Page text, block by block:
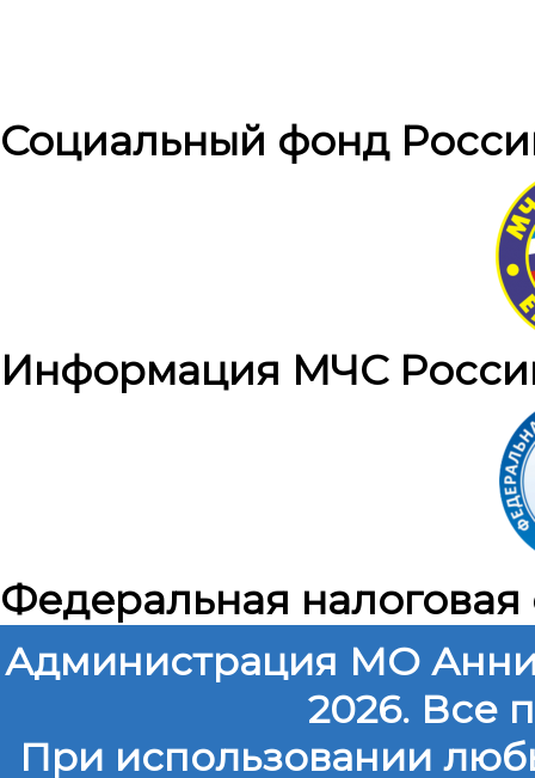
Социальный фонд
Информация МЧС
Федеральная налоговая
Администрация МО
2026. Все
При использовании